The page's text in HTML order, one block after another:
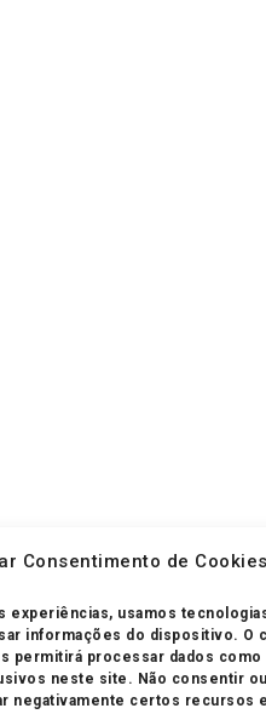
Consentimento de Cookies
experiências, usamos
informações do dispositivo. O
permitirá processar dados
neste site. Não consentir
negativamente certos recursos